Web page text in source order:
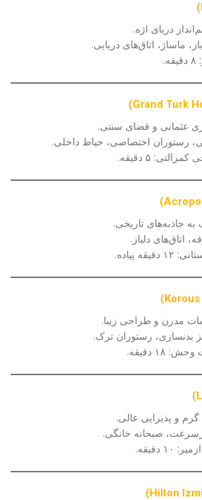
ماساژ، اتاق‌های دریایی.
عثمانی و فضای سنتی.
رستوران اختصاصی، حیاط داخلی.
۵ دقیقه.
جاذبه‌های تاریخی.
اتاق‌های دلباز.
پیاده.
بدنسازی، رستوران ترک.
دقیقه.
و پذیرایی عالی.
صبحانه خانگی.
دقیقه.